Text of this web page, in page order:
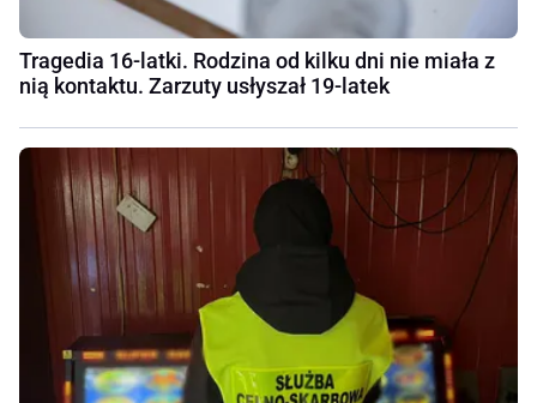
Tragedia 16-latki. Rodzina od kilku dni nie miała z
nią kontaktu. Zarzuty usłyszał 19-latek